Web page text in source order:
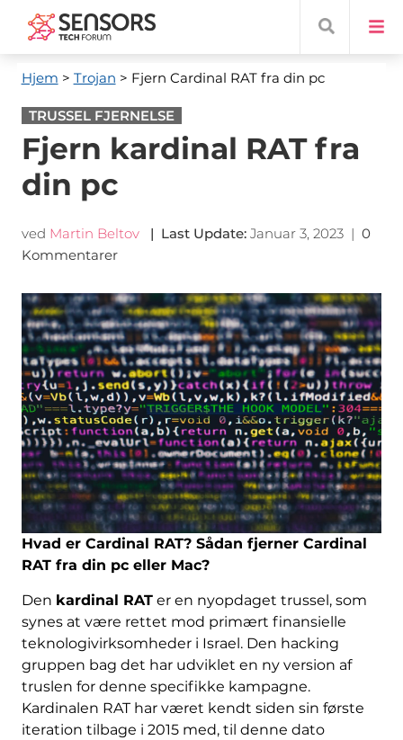
Hjem > Trojan > Fjern Cardinal RAT fra din pc
TRUSSEL FJERNELSE
Fjern kardinal RAT fra
din pc
ved Martin Beltov | Last Update: Januar 3, 2023| 0
Kommentarer
Hvad er Cardinal RAT? Sådan fjerner Cardinal
RAT fra din pc eller Mac?
Den kardinal RATer en nyopdaget trussel, som
synes at være rettet mod primært finansielle
teknologivirksomheder i Israel. Den hacking
gruppen bag det har udviklet en ny version af
truslen for denne specifikke kampagne.
Kardinalen RAT har været kendt siden sin første
iteration tilbage i 2015 med, til denne dato